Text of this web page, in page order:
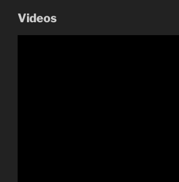
Videos